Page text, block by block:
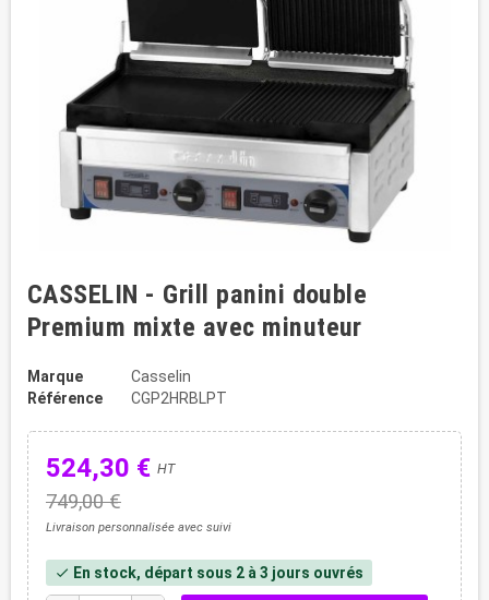
CASSELIN - Grill panini double
Premium mixte avec minuteur
Marque
Casselin
Référence
CGP2HRBLPT
524,30 € HT
749,00 €
Livraison personnalisée avec suivi
check En stock, départ sous 2 à 3 jours ouvrés